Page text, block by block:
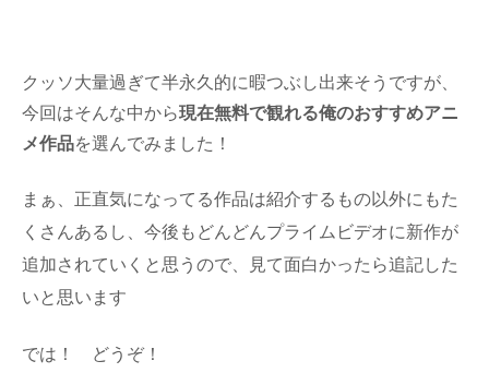
クッソ大量過ぎて半永久的に暇つぶし出来そうですが、
今回はそんな中から現在無料で観れる俺のおすすめアニ
メ作品を選んでみました！
まぁ、正直気になってる作品は紹介するもの以外にもた
くさんあるし、今後もどんどんプライムビデオに新作が
追加されていくと思うので、見て面白かったら追記した
いと思います
では！ どうぞ！